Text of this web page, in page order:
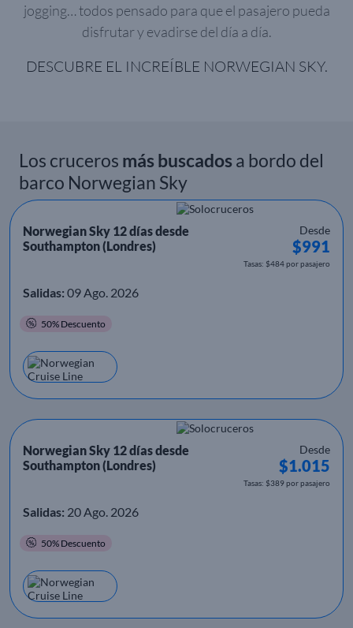
jogging… todos pensado para que el pasajero pueda
disfrutar y evadirse del día a día.
DESCUBRE EL INCREÍBLE NORWEGIAN SKY.
Los cruceros más buscadosa bordo del
barco Norwegian Sky
Norwegian Sky 12 días desde
Southampton (Londres)
Desde
$991
Tasas: $484 por pasajero
Salidas: 09 Ago. 2026
50% Descuento
Norwegian Sky 12 días desde
Southampton (Londres)
Desde
$1.015
Tasas: $389 por pasajero
Salidas: 20 Ago. 2026
50% Descuento